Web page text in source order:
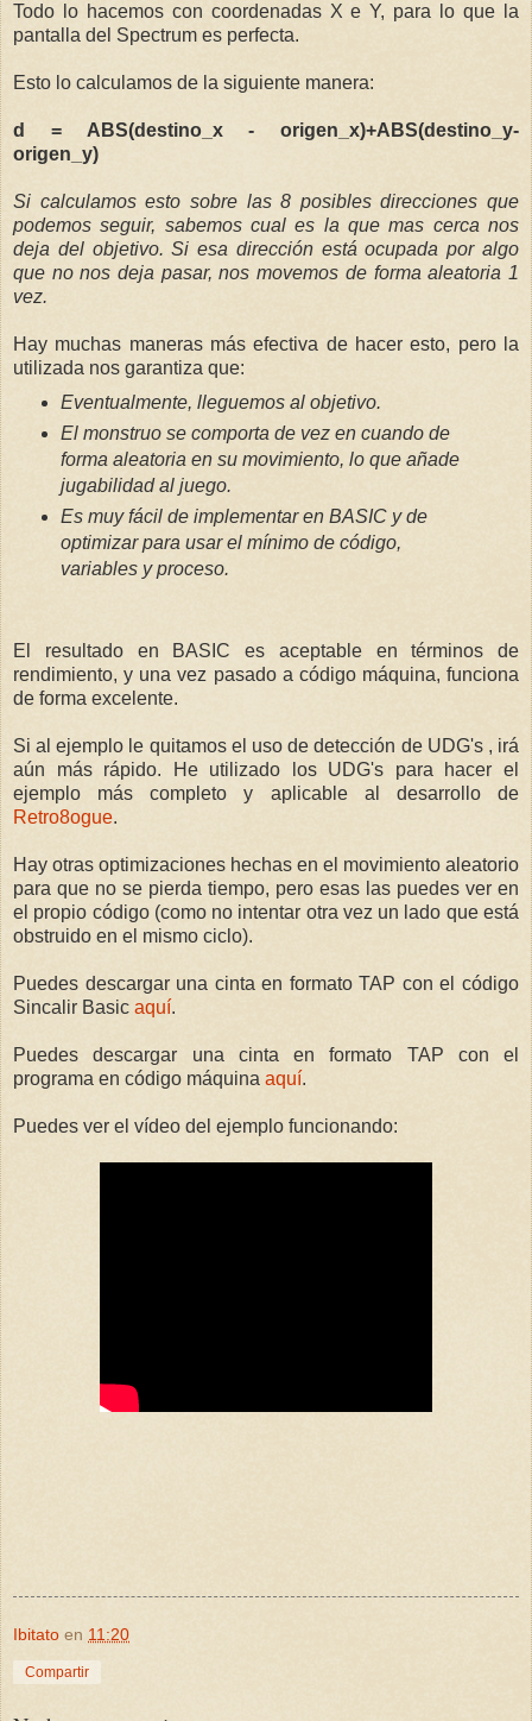
Todo lo hacemos con coordenadas X e Y, para lo que la
pantalla del Spectrum es perfecta.
Esto lo calculamos de la siguiente manera:
d = ABS(destino_x - origen_x)+ABS(destino_y-
origen_y)
Si calculamos esto sobre las 8 posibles direcciones que
podemos seguir, sabemos cual es la que mas cerca nos
deja del objetivo. Si esa dirección está ocupada por algo
que no nos deja pasar, nos movemos de forma aleatoria 1
vez.
Hay muchas maneras más efectiva de hacer esto, pero la
utilizada nos garantiza que:
Eventualmente, lleguemos al objetivo.
El monstruo se comporta de vez en cuando de
forma aleatoria en su movimiento, lo que añade
jugabilidad al juego.
Es muy fácil de implementar en BASIC y de
optimizar para usar el mínimo de código,
variables y proceso.
El resultado en BASIC es aceptable en términos de
rendimiento, y una vez pasado a código máquina, funciona
de forma excelente.
Si al ejemplo le quitamos el uso de detección de UDG's , irá
aún más rápido. He utilizado los UDG's para hacer el
ejemplo más completo y aplicable al desarrollo de
Retro8ogue.
Hay otras optimizaciones hechas en el movimiento aleatorio
para que no se pierda tiempo, pero esas las puedes ver en
el propio código (como no intentar otra vez un lado que está
obstruido en el mismo ciclo).
Puedes descargar una cinta en formato TAP con el código
Sincalir Basic aquí.
Puedes descargar una cinta en formato TAP con el
programa en código máquina aquí.
Puedes ver el vídeo del ejemplo funcionando:
Ibitato en 11:20
Compartir